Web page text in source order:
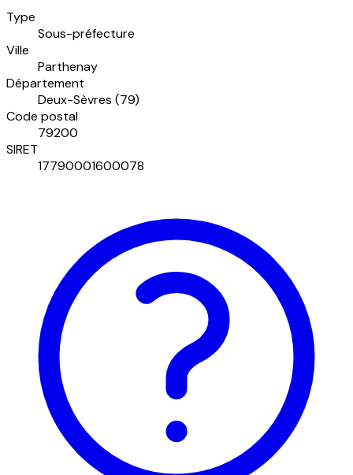
Type
Sous-préfecture
Ville
Parthenay
Département
Deux-Sèvres (79)
Code postal
79200
SIRET
17790001600078